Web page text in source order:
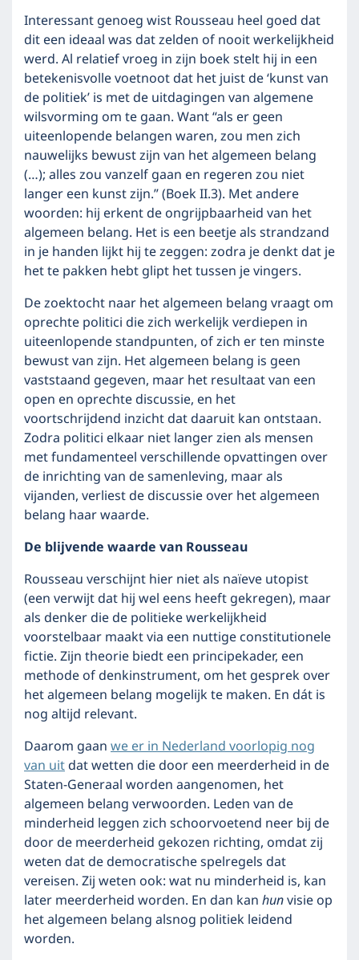
Interessant genoeg wist Rousseau heel goed dat
dit een ideaal was dat zelden of nooit werkelijkheid
werd. Al relatief vroeg in zijn boek stelt hij in een
betekenisvolle voetnoot dat het juist de ‘kunst van
de politiek’ is met de uitdagingen van algemene
wilsvorming om te gaan. Want “als er geen
uiteenlopende belangen waren, zou men zich
nauwelijks bewust zijn van het algemeen belang
(…); alles zou vanzelf gaan en regeren zou niet
langer een kunst zijn.” (Boek II.3). Met andere
woorden: hij erkent de ongrijpbaarheid van het
algemeen belang. Het is een beetje als strandzand
in je handen lijkt hij te zeggen: zodra je denkt dat je
het te pakken hebt glipt het tussen je vingers.
De zoektocht naar het algemeen belang vraagt om
oprechte politici die zich werkelijk verdiepen in
uiteenlopende standpunten, of zich er ten minste
bewust van zijn. Het algemeen belang is geen
vaststaand gegeven, maar het resultaat van een
open en oprechte discussie, en het
voortschrijdend inzicht dat daaruit kan ontstaan.
Zodra politici elkaar niet langer zien als mensen
met fundamenteel verschillende opvattingen over
de inrichting van de samenleving, maar als
vijanden, verliest de discussie over het algemeen
belang haar waarde.
De blijvende waarde van Rousseau
Rousseau verschijnt hier niet als naïeve utopist
(een verwijt dat hij wel eens heeft gekregen), maar
als denker die de politieke werkelijkheid
voorstelbaar maakt via een nuttige constitutionele
fictie. Zijn theorie biedt een principekader, een
methode of denkinstrument, om het gesprek over
het algemeen belang mogelijk te maken. En dát is
nog altijd relevant.
Daarom gaanwe er in Nederland voorlopig nog
van uitdat wetten die door een meerderheid in de
Staten-Generaal worden aangenomen, het
algemeen belang verwoorden. Leden van de
minderheid leggen zich schoorvoetend neer bij de
door de meerderheid gekozen richting, omdat zij
weten dat de democratische spelregels dat
vereisen. Zij weten ook: wat nu minderheid is, kan
later meerderheid worden. En dan kanhunvisie op
het algemeen belang alsnog politiek leidend
worden.